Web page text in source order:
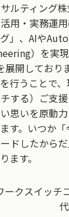
ルティング
用・実務運
」、AIや
）を実
開しており
行うことで
する）ご支
思いを原動
す。いつか
ドしたから
ます。
ークスイッチ